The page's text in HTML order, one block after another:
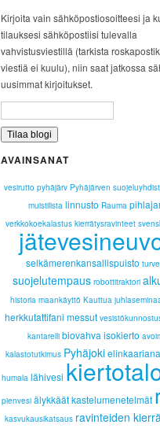
Kirjoita vain sähköpostiosoitteesi ja
tilauksesi sähköpostiisi tulevalla
vahvistusviestillä (tarkista
viestiä ei kuulu), niin saat jatkossa
uusimmat kirjoitukset.
AVAINSANAT
vesirutto pyhäjärv Pyhäjärven
muistilista linnusto Rauma
verkkokoekalastus kierrätysravinteet
selkämerenkansallispuisto
suojelutempaus robottitraktori
historia maankäyttö Kauttua
herkkutattifani messut
kantarelli biovahvaisokierto
kalastotutkimus Pyhäjoki
humala lähivesi
pienvesi älykkäät kastelumenetelmät
kasvukausikatsaus ravinteiden